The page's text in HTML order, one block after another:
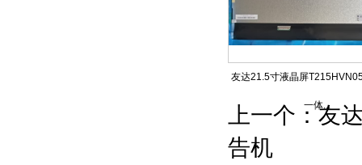
友达21.5寸液晶屏
一体...
上一个：友
告机